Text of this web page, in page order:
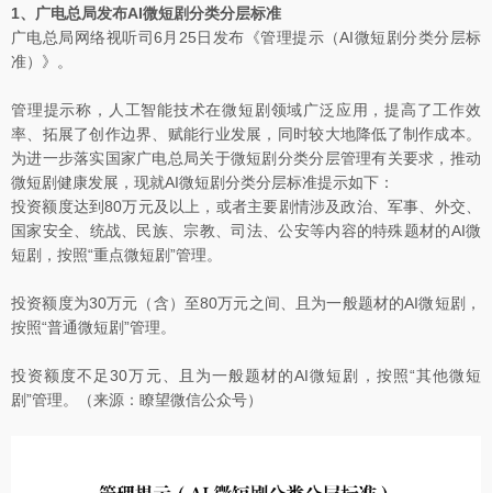
1、广电总局发布AI微短剧分类分层标准
广电总局网络视听司6月25日发布《管理提示（AI微短剧分类分层标
准）》。
管理提示称，人工智能技术在微短剧领域广泛应用，提高了工作效
率、拓展了创作边界、赋能行业发展，同时较大地降低了制作成本。
为进一步落实国家广电总局关于微短剧分类分层管理有关要求，推动
微短剧健康发展，现就AI微短剧分类分层标准提示如下：
投资额度达到80万元及以上，或者主要剧情涉及政治、军事、外交、
国家安全、统战、民族、宗教、司法、公安等内容的特殊题材的AI微
短剧，按照“重点微短剧”管理。
投资额度为30万元（含）至80万元之间、且为一般题材的AI微短剧，
按照“普通微短剧”管理。
投资额度不足30万元、且为一般题材的AI微短剧，按照“其他微短
剧”管理。（来源：瞭望微信公众号）